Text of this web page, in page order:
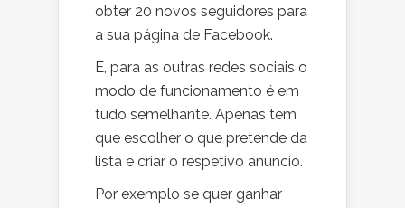
obter 20 novos seguidores para
a sua página de Facebook.
E, para as outras redes sociais o
modo de funcionamento é em
tudo semelhante. Apenas tem
que escolher o que pretende da
lista e criar o respetivo anúncio.
Por exemplo se quer ganhar